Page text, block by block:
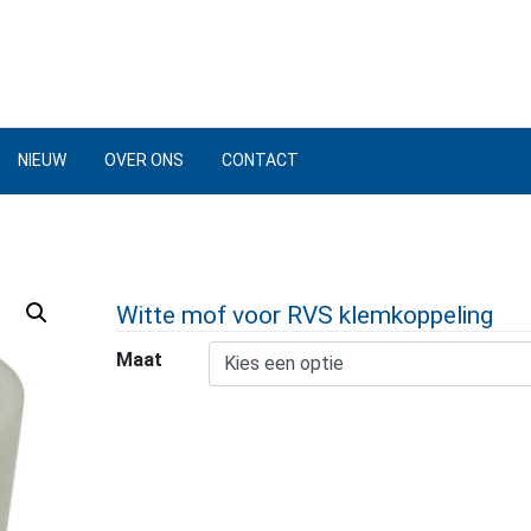
NIEUW OVER ONS CONTACT
Witte mof voor RVS klemkoppeling
Maat